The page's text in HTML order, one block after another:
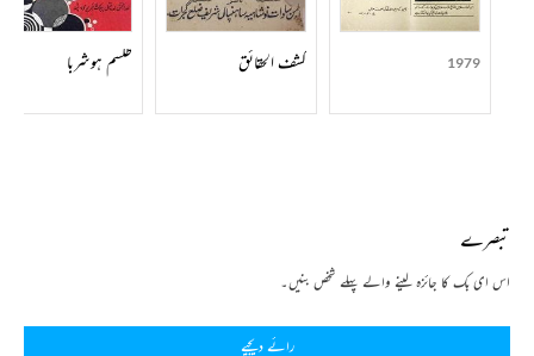
1979 کشف الحقائق طلسم ہوشربا
تبصرے
اس ای بک کا جائزہ لینے والے پہلے شخص بنیں۔
رائے دیجیے